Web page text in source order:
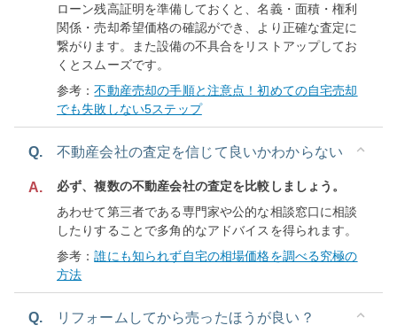
ローン残高証明を準備しておくと、名義・面積・権利
関係・売却希望価格の確認ができ、より正確な査定に
繋がります。また設備の不具合をリストアップしてお
くとスムーズです。
参考：不動産売却の手順と注意点！初めての自宅売却
でも失敗しない5ステップ
Q. 不動産会社の査定を信じて良いかわからない
A.
必ず、複数の不動産会社の査定を比較しましょう。
あわせて第三者である専門家や公的な相談窓口に相談
したりすることで多角的なアドバイスを得られます。
参考：誰にも知られず自宅の相場価格を調べる究極の
方法
Q. リフォームしてから売ったほうが良い？